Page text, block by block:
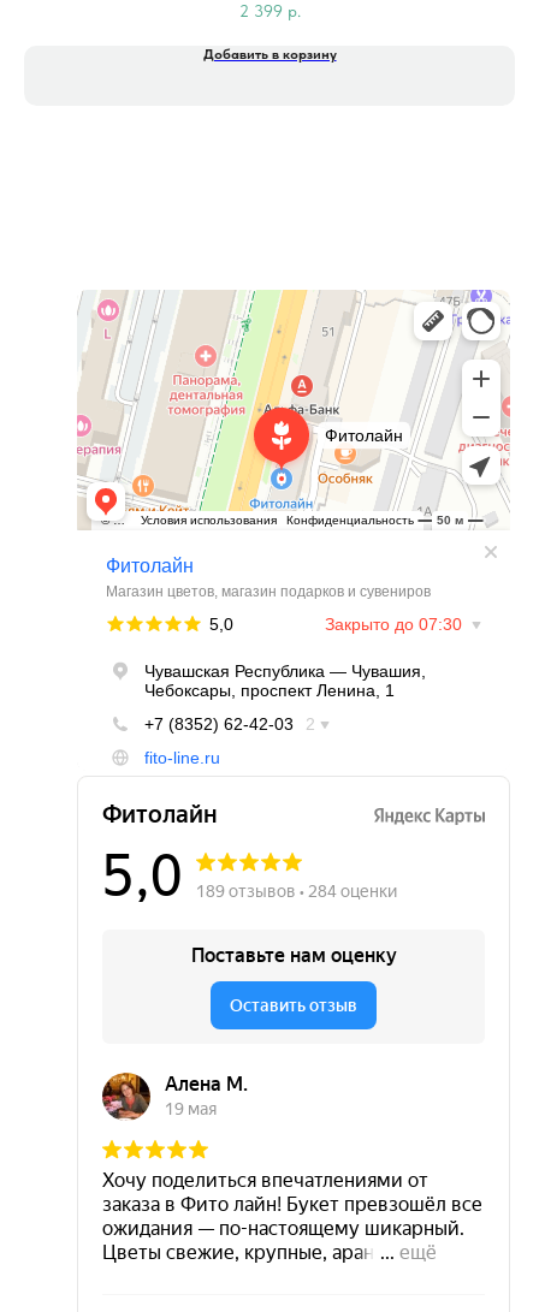
2 399 р.
Добавить в корзину
Фитолайн
Магазин цветов в Чебоксарах
Магазин подарков и сувениров в Чебоксарах